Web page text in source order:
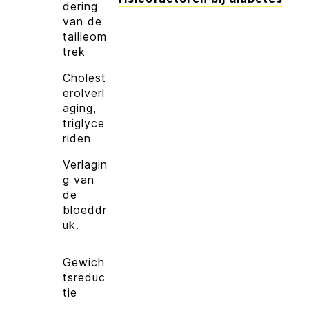
dering
van de
tailleom
trek
Cholest
erolverl
aging,
triglyce
riden
Verlagin
g van
de
bloeddr
uk.
Gewich
tsreduc
tie